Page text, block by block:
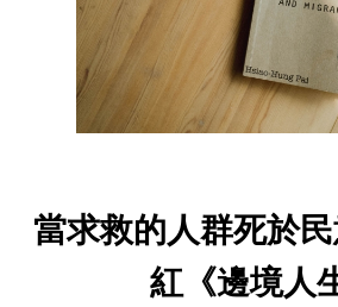
當求救的人群死於
紅《邊境人